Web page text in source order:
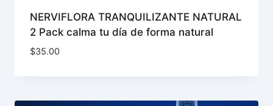
NERVIFLORA TRANQUILIZANTE NATURAL
2 Pack calma tu día de forma natural
$35.00